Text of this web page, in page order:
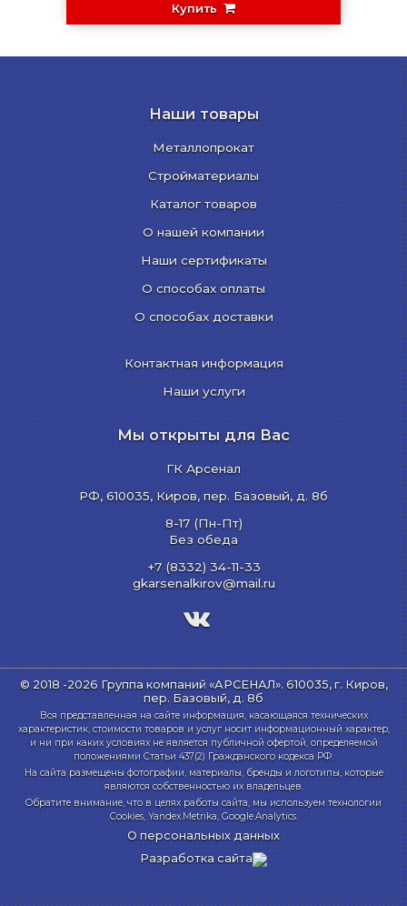
Купить
Наши товары
Металлопрокат
Стройматериалы
Каталог товаров
О нашей компании
Наши сертификаты
О способах оплаты
О способах доставки
Контактная информация
Наши услуги
Мы открыты для Вас
ГК Арсенал
РФ, 610035, Киров, пер. Базовый, д. 8б
8-17 (Пн-Пт)
Без обеда
+7 (8332) 34-11-33
gkarsenalkirov@mail.ru
© 2018 -2026 Группа компаний «АРСЕНАЛ». 610035, г. Киров,
пер. Базовый, д. 8б
Вся представленная на сайте информация, касающаяся технических
характеристик, стоимости товаров и услуг носит информационный характер,
и ни при каких условиях не является публичной офертой, определяемой
положениями Статьи 437(2) Гражданского кодекса РФ.
На сайта размещены фотографии, материалы, бренды и логотипы, которые
являются собственностью их владельцев.
Обратите внимание, что в целях работы сайта, мы используем технологии
Cookies, Yandex.Metrika, Google.Analytics.
О персональных данных
Разработка сайта